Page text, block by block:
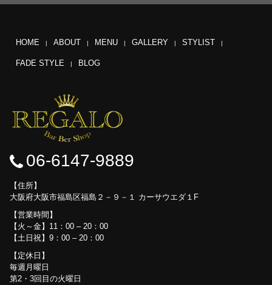
HOME ABOUT MENU GALLERY STYLIST
FADE STYLE BLOG
06-6147-9889
住所
大阪府大阪市福島区福島２－９－１ カーサウエダ１F
営業時間
【火～金】11：00 – 20：00
【土日祝】9：00 – 20：00
定休日
毎週月曜日
第2・3回目の火曜日